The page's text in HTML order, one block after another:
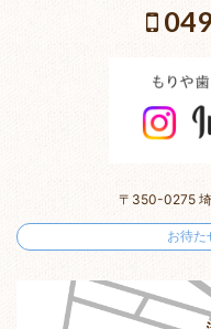
〒350-0275
お待た